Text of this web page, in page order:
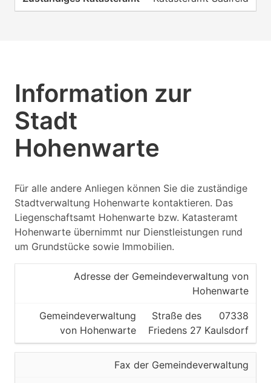
Information zur
Stadt
Hohenwarte
Für alle andere Anliegen können Sie die zuständige
Stadtverwaltung Hohenwarte kontaktieren. Das
Liegenschaftsamt Hohenwarte bzw. Katasteramt
Hohenwarte übernimmt nur Dienstleistungen rund
um Grundstücke sowie Immobilien.
Adresse der Gemeindeverwaltung von
Hohenwarte
Gemeindeverwaltung
von Hohenwarte
Straße des
Friedens 27
07338
Kaulsdorf
Fax der Gemeindeverwaltung